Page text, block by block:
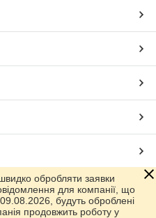
Prom.ua
обробляти заявки
для компанії, що
будуть оброблені
продовжить роботу у